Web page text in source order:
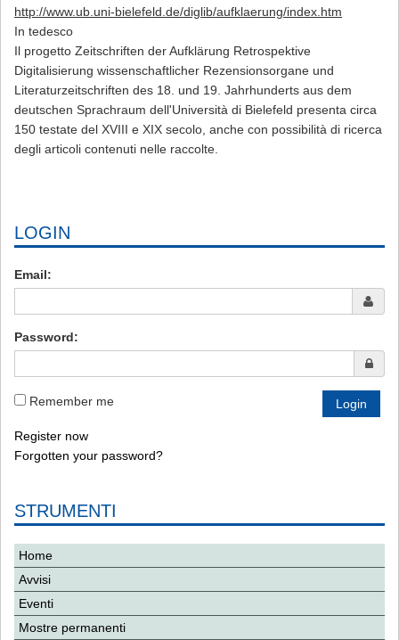
http://www.ub.uni-bielefeld.de/diglib/aufklaerung/index.htm
In tedesco
Il progetto Zeitschriften der Aufklärung Retrospektive
Digitalisierung wissenschaftlicher Rezensionsorgane und
Literaturzeitschriften des 18. und 19. Jahrhunderts aus dem
deutschen Sprachraum dell'Università di Bielefeld presenta circa
150 testate del XVIII e XIX secolo, anche con possibilità di ricerca
degli articoli contenuti nelle raccolte.
LOGIN
Email:
Password:
Remember me
Register now
Forgotten your password?
STRUMENTI
Home
Avvisi
Eventi
Mostre permanenti